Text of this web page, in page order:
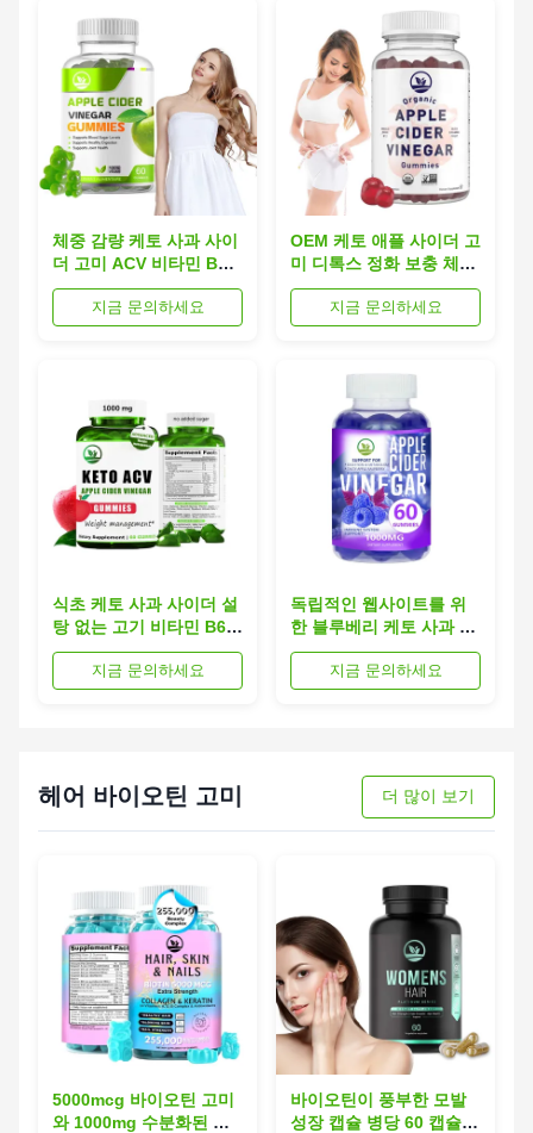
체중 감량 케토 사과 사이
더 고미 ACV 비타민 B12
고미
지금 문의하세요
OEM 케토 애플 사이더 고
미 디톡스 정화 보충 체중
감량 고미
지금 문의하세요
식초 케토 사과 사이더 설
탕 없는 고기 비타민 B6가
들어있음
지금 문의하세요
독립적인 웹사이트를 위
한 블루베리 케토 사과 사
이다 구미 지방 연소 항산
화제 풍부한 식욕 억제제
지금 문의하세요
헤어 바이오틴 고미 더 많이 보기
5000mcg 바이오틴 고미
와 1000mg 수분화된 콜
바이오틴이 풍부한 모발
성장 캡슐 병당 60 캡슐,